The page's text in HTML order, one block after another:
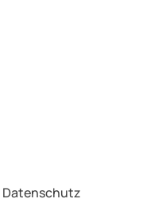
Datenschutz